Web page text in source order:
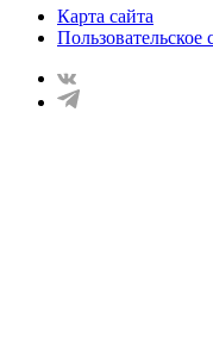
Карта сайта
Пользовательское